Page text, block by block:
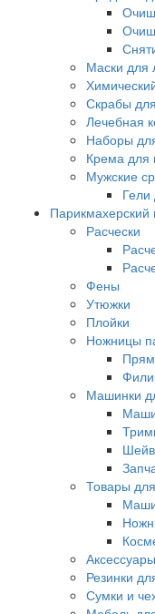
Маски для
Скрабы
Лечебная
Наборы
Крема для
Мужские
Гели
Парикмахерский
Расчески
Фены
Утюжки
Плойки
Ножницы
Машинки
Товары
Резинки
Сумки и